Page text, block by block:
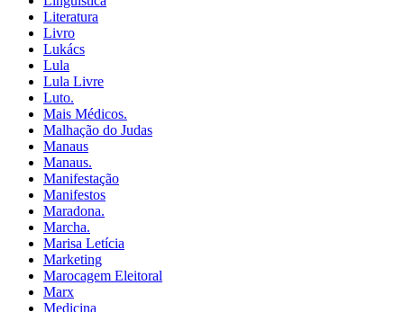
Literatura
Livro
Lukács
Lula
Lula Livre
Luto.
Mais Médicos.
Malhação do Judas
Manaus
Manaus.
Manifestação
Manifestos
Maradona.
Marcha.
Marisa Letícia
Marketing
Marocagem Eleitoral
Marx
Medicina